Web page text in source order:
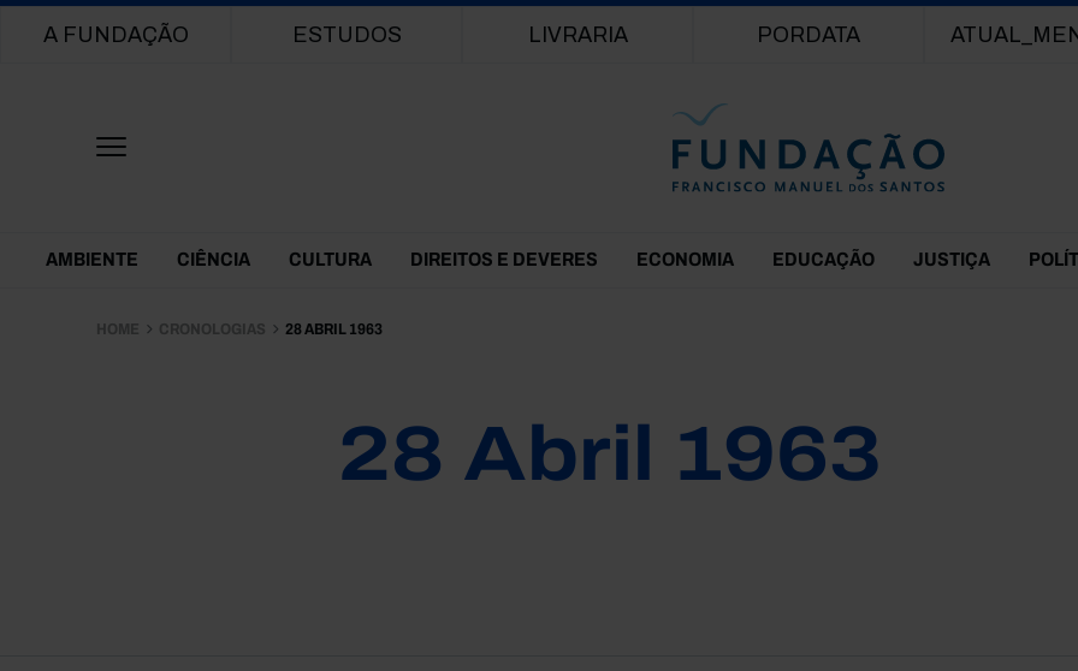
Main navigation
A FUNDAÇÃO ESTUDOS LIVRARIA PORDATA
Themes Menu
AMBIENTE CIÊNCIA CULTURA DIREITOS E DEVERES ECONOMIA EDUCAÇÃO JUSTIÇA
HOME CRONOLOGIAS 28 ABRIL 1963
28 Abril 1963